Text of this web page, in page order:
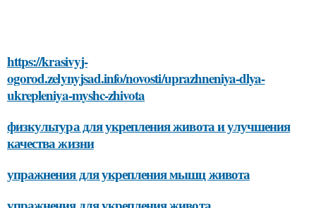
https://krasivyj-
ogorod.zelynyjsad.info/novosti/uprazhneniya-dlya-
ukrepleniya-myshc-zhivota
физкультура для укрепления живота и улучшения
качества жизни
упражнения для укрепления мышц живота